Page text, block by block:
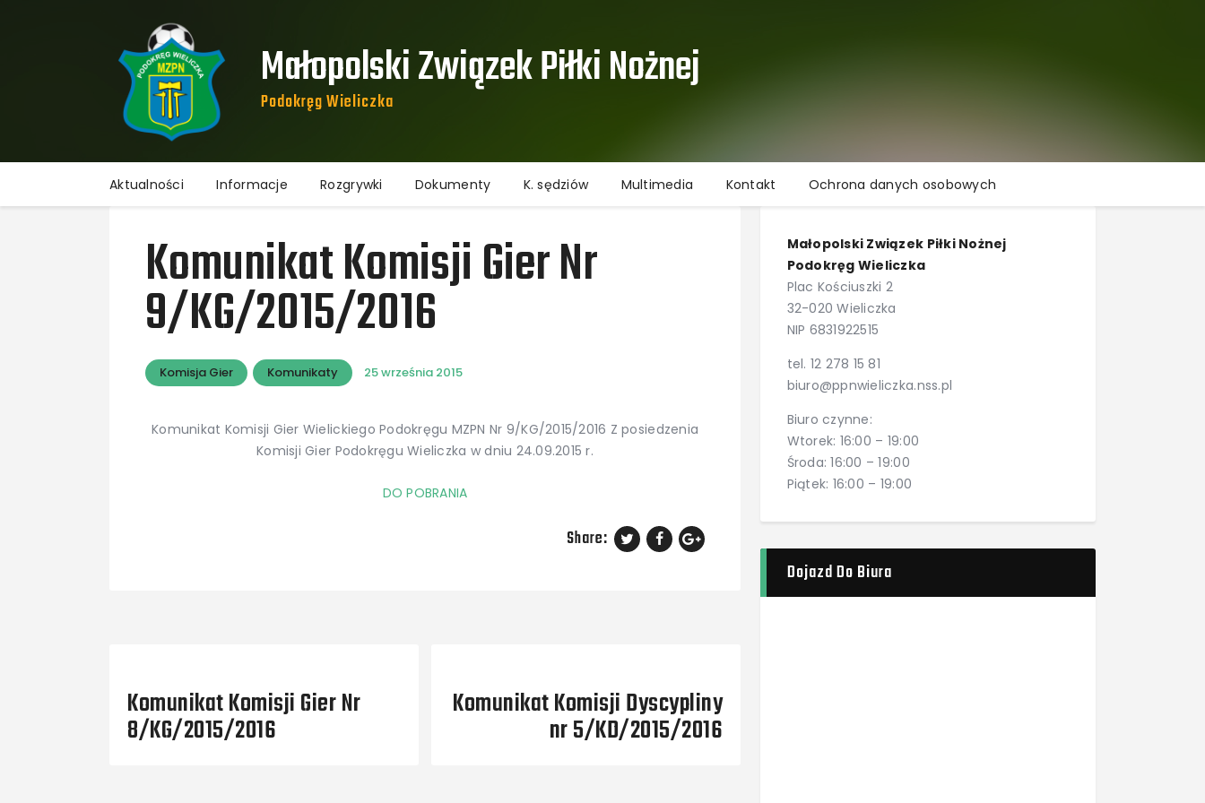
Małopolski Związek Piłki Nożnej ​
Podokręg Wieliczka​
Aktualności Informacje Rozgrywki Dokumenty K. sędziów Multimedia Kontakt Ochrona danych osobowych
Informacje
Rozgrywki
Multimedia
Kontakt
Komunikat Komisji Gier Nr
9/KG/2015/2016
Komisja Gier Komunikaty 25 września 2015
Komunikat Komisji Gier Wielickiego Podokręgu MZPN Nr 9/KG/2015/2016 Z posiedzenia
Komisji Gier Podokręgu Wieliczka w dniu 24.09.2015 r.
DO POBRANIA
Share:
Komunikat Komisji Gier Nr
8/KG/2015/2016
Komunikat Komisji Dyscypliny
nr 5/KD/2015/2016
Małopolski Związek Piłki Nożnej
Podokręg Wieliczka
Plac Kościuszki 2
32-020 Wieliczka
NIP 6831922515
tel. 12 278 15 81
biuro@ppnwieliczka.nss.pl
Biuro czynne:
Wtorek: 16:00 – 19:00
Środa: 16:00 – 19:00
Piątek: 16:00 – 19:00
Dojazd Do Biura